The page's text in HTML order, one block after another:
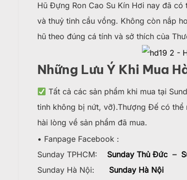
Hũ Đựng Ron Cao Su Kín Hơi nay đã
và thuỷ tinh cầu vồng. Không còn nắp
hũ theo đúng cá tính và sở thích của
Những Lưu Ý Khi Mua
Tất cả các sản phẩm khi mua tại
tinh không bị nứt, vỡ).Thượng Đế có
hài lòng về sản phẩm đã mua.
• Fanpage Facebook :
Sunday TPHCM:
Sunday Thủ Đức –
Sunday Hà Nội: Sunday Hà Nội